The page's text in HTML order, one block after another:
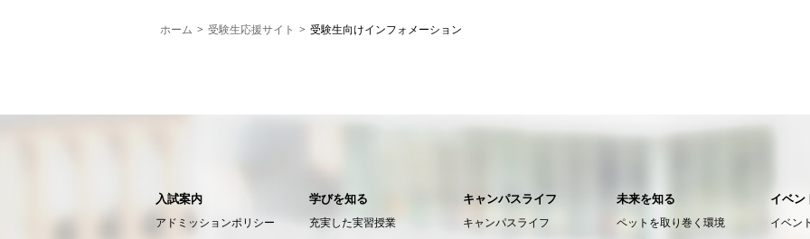
ホーム > 受験生応援サイト > 受験生向けインフォメーション
入試案内
アドミッションポリシー
学びを知る
充実した実習授業
キャンパスライフ
キャンパスライフ
未来を知る
ペットを取り巻く環境
イベン
イベン